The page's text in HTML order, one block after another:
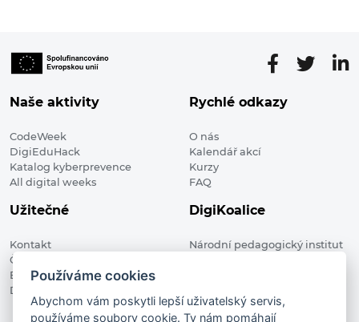
Naše aktivity
CodeWeek
DigiEduHack
Katalog kyberprevence
All digital weeks
Rychlé odkazy
O nás
Kalendář akcí
Kurzy
FAQ
Užitečné
Kontakt
Členské organizace
Blog
Digitalizace ve vzdělávání
DigiKoalice
Národní pedagogický institut
Používáme cookies
Abychom vám poskytli lepší uživatelský servis,
používáme soubory cookie. Ty nám pomáhají